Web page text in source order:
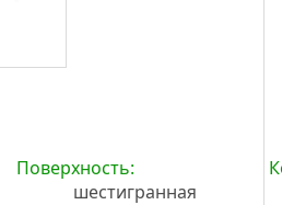
Поверхность:
шестигранная